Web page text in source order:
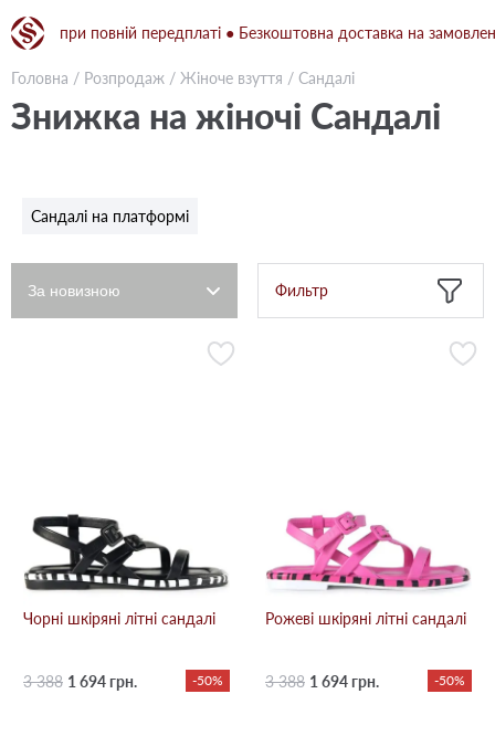
при повній передплаті ● Безкоштовна доставка на
Головна / Розпродаж / Жіноче взуття / Сандалі
Знижка на жіночі Сандалі
Сандалі на платформі
Фильтр
Чорні шкіряні літні сандалі
3 388 1 694 грн. -50%
Рожеві шкіряні літні сандалі
3 388 1 694 грн. -50%